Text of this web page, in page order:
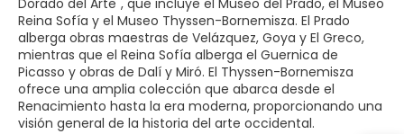
Dorado del Arte", que incluye el Museo del Prado, el Museo
Reina Sofía y el Museo Thyssen-Bornemisza. El Prado
alberga obras maestras de Velázquez, Goya y El Greco,
mientras que el Reina Sofía alberga el Guernica de
Picasso y obras de Dalí y Miró. El Thyssen-Bornemisza
ofrece una amplia colección que abarca desde el
Renacimiento hasta la era moderna, proporcionando una
visión general de la historia del arte occidental.